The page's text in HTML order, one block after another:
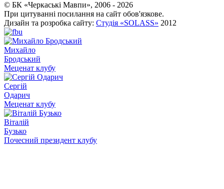
© БК «Черкаські Мавпи», 2006 - 2026
При цитуванні посилання на сайт обов'язкове.
Дизайн та розробка сайту: Студія «SOLASS» 2012
Михайло
Бродський
Меценат клубу
Сергій
Одарич
Меценат клубу
Віталій
Бузько
Почесний президент клубу